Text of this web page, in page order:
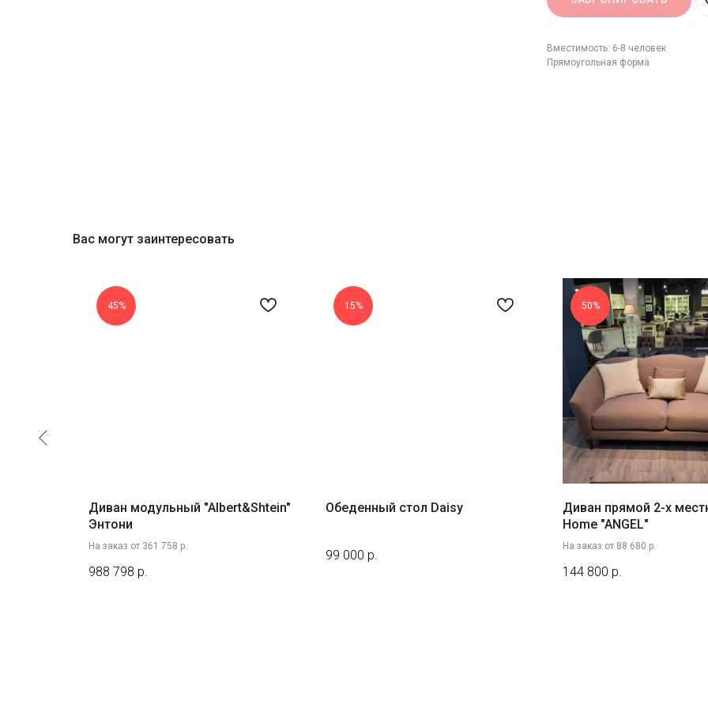
Вместимость: 6-8 человек
Прямоугольная форма
Вас могут заинтересовать
45%
Диван модульный "Albert&Shtein"
Энтони
На заказ от 361 758 р.
988 798 р.
15%
Обеденный стол Daisy
99 000 р.
50%
Диван прямой 2-х
Home "ANGEL"
На заказ от 88 680 р.
144 800 р.